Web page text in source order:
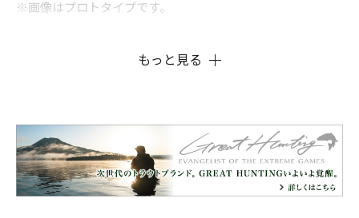
※画像はプロトタイプです。
もっと見る